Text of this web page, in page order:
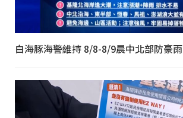
白海豚海警維持 8/8-8/9晨中北部防豪雨